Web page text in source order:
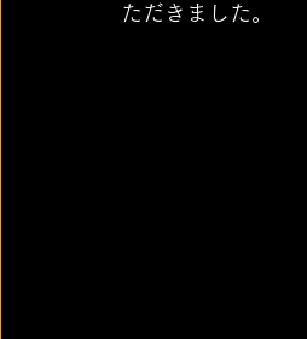
ただきました。